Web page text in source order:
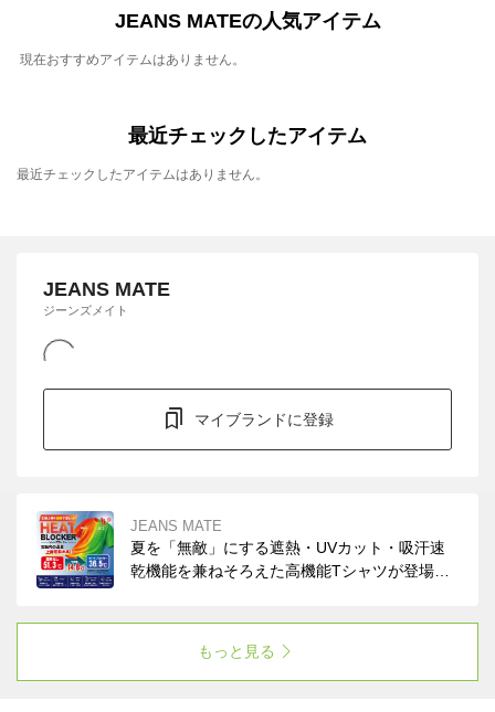
JEANS MATEの人気アイテム
現在おすすめアイテムはありません。
最近チェックしたアイテム
最近チェックしたアイテムはありません。
JEANS MATE
ジーンズメイト
マイブランドに登録
JEANS MATE
夏を「無敵」にする遮熱・UVカット・吸汗速
乾機能を兼ねそろえた高機能Tシャツが登場。
もっと見る